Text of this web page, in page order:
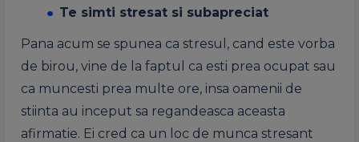
Te simti stresat si subapreciat
Pana acum se spunea ca stresul, cand este vorba
de birou, vine de la faptul ca esti prea ocupat sau
ca muncesti prea multe ore, insa oamenii de
stiinta au inceput sa regandeasca aceasta
afirmatie. Ei cred ca un loc de munca stresant